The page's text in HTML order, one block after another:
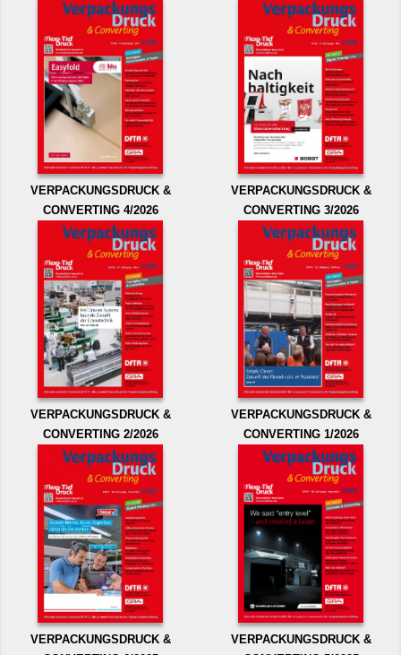
VERPACKUNGSDRUCK &
CONVERTING 4/2026
VERPACKUNGSDRUCK &
CONVERTING 3/2026
VERPACKUNGSDRUCK &
CONVERTING 2/2026
VERPACKUNGSDRUCK &
CONVERTING 1/2026
VERPACKUNGSDRUCK &
VERPACKUNGSDRUCK &